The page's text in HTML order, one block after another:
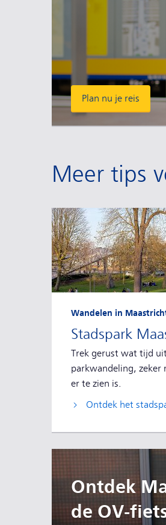
Plan nu je reis
Meer tips
Stadspark
Wandelen in
Trek gerust wat tijd
parkwandeling, zeker
er te zien is.
Ontdek het
Ontdek
de OV-